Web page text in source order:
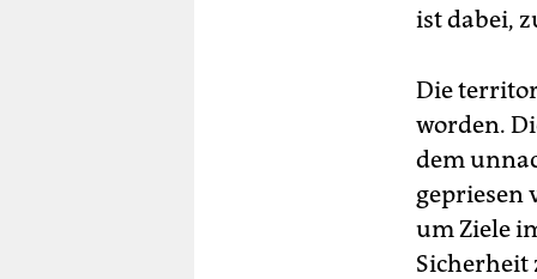
ist dabei,
Die
worden.
dem
gepriesen
um Ziele
Sicherheit